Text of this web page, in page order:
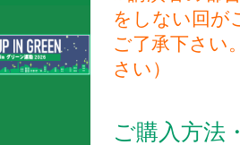
をしない回が
ご了承下さい
さい）
ご購入方法